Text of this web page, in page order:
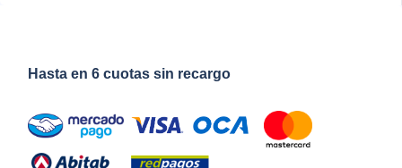
Hasta en 6 cuotas sin recargo